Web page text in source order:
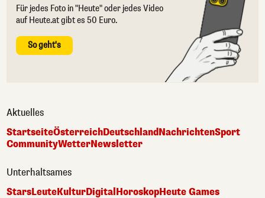
Für jedes Foto in "Heute" oder jedes Video
auf Heute.at gibt es 50 Euro.
So geht's
Aktuelles
StartseiteÖsterreichDeutschlandNachrichtenSport
CommunityWetterNewsletter
Unterhaltsames
StarsLeuteKulturDigital HoroskopHeute Games